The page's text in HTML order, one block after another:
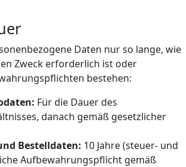
Daten nur so lange, wie
Zweck erforderlich ist oder
bestehen:
Für die Dauer des
danach gemäß gesetzlicher
Bestelldaten: 10 Jahre (steuer- und
Aufbewahrungspflicht gemäß